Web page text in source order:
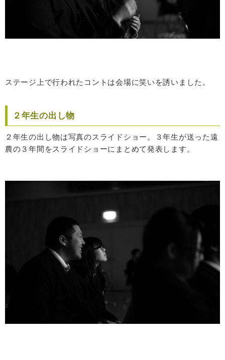
ステージ上で行われたコントは会場に笑いを誘いました。
２年生の出し物
２年生の出し物は写真のスライドショー。３年生が送った遠
農の３年間をスライドショーにまとめて発表します。